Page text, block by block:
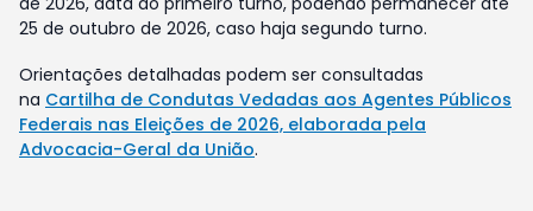
25 de outubro de 2026, caso haja segundo turno.
Orientações detalhadas podem ser consultadas
na Cartilha de Condutas Vedadas aos Agentes Públicos
Federais nas Eleições de 2026, elaborada pela
Advocacia-Geral da União.